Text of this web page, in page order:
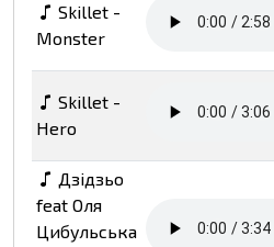
Skillet -
Monster
Skillet -
Hero
Дзідзьо
feat Оля
Цибульська